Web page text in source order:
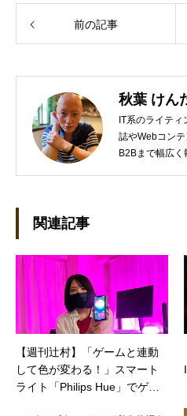
前の記事
秋葉 けん
IT系のライテ
誌やWebコン
B2Bまで幅広
ージ（SAN/
ィ（BIOS/
リ/内部統制・
セキュリティ/
トワーク（
バ/資産管理/シ
ど）、その他
事例/パートナ
●連絡先 メール
関連記事
【週刊辻村】「ゲームと連動
して色が変わる！」スマート
ライト「Philips Hue」でゲー